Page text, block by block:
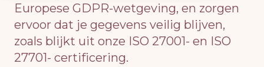
Europese GDPR-wetgeving, en zorgen
ervoor dat je gegevens veilig blijven,
zoals blijkt uit onze ISO 27001- en ISO
27701- certificering.